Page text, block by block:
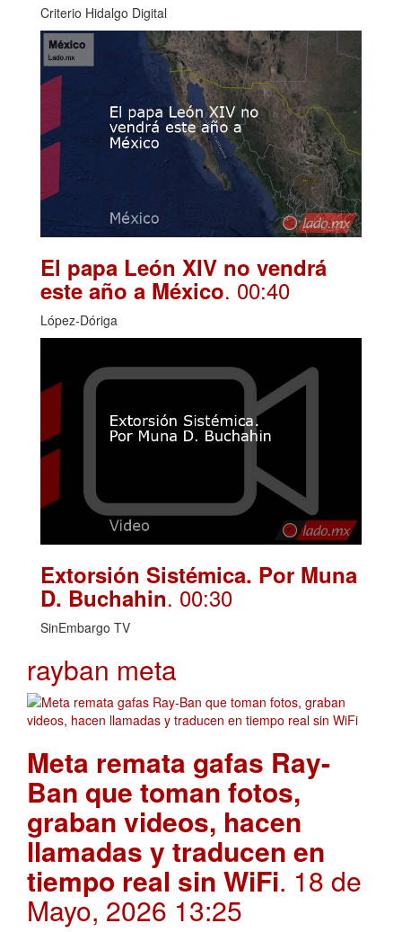
Criterio Hidalgo Digital
El papa León XIV no vendrá
este año a México. 00:40
López-Dóriga
Extorsión Sistémica. Por Muna
D. Buchahin. 00:30
SinEmbargo TV
rayban meta
Meta remata gafas Ray-
Ban que toman fotos,
graban videos, hacen
llamadas y traducen en
tiempo real sin WiFi. 18 de
Mayo, 2026 13:25